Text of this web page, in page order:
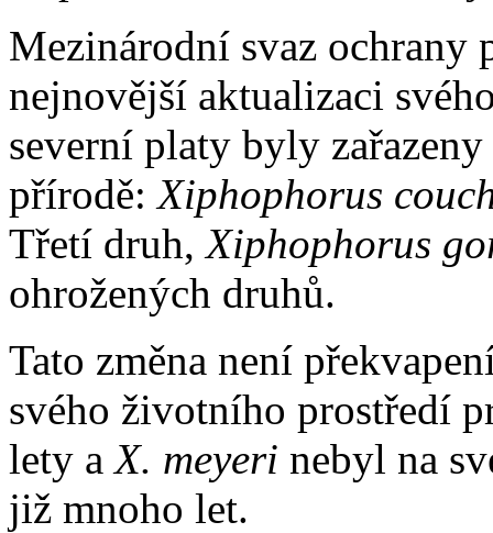
Mezinárodní svaz
nejnovější aktualizaci
severní platy byly
přírodě:Xiphophorus
Třetí druh,Xiphophorus
ohrožených druhů.
Tato změna není
svého životního prostředí
lety aX. meyeri nebyl na
již mnoho let.